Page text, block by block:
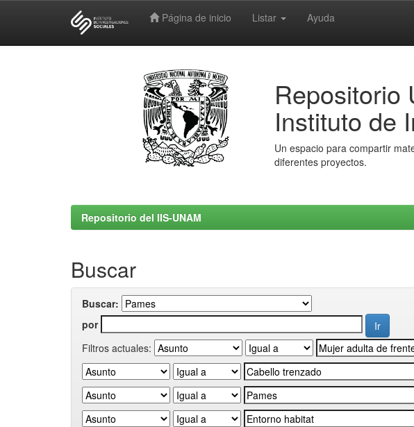
Página de inicio Listar Ayuda
Repositorio
Instituto de
Un espacio para compartir
diferentes proyectos.
Repositorio del IIS-UNAM
Buscar
Buscar:
por
Filtros actuales: